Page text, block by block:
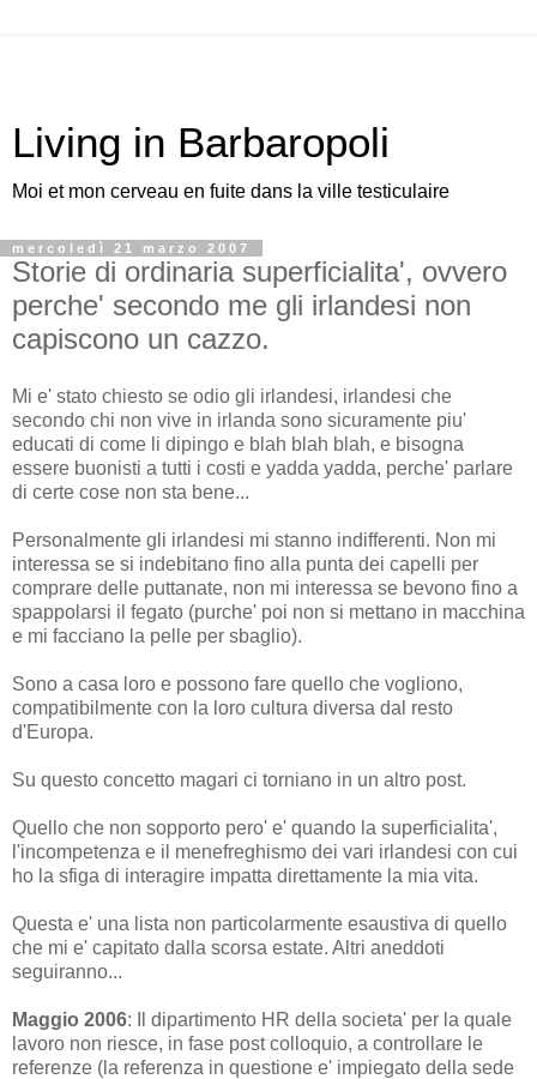
Living in Barbaropoli
Moi et mon cerveau en fuite dans la ville testiculaire
mercoledì 21 marzo 2007
Storie di ordinaria superficialita', ovvero
perche' secondo me gli irlandesi non
capiscono un cazzo.
Mi e' stato chiesto se odio gli irlandesi, irlandesi che
secondo chi non vive in irlanda sono sicuramente piu'
educati di come li dipingo e blah blah blah, e bisogna
essere buonisti a tutti i costi e yadda yadda, perche' parlare
di certe cose non sta bene...
Personalmente gli irlandesi mi stanno indifferenti. Non mi
interessa se si indebitano fino alla punta dei capelli per
comprare delle puttanate, non mi interessa se bevono fino a
spappolarsi il fegato (purche' poi non si mettano in macchina
e mi facciano la pelle per sbaglio).
Sono a casa loro e possono fare quello che vogliono,
compatibilmente con la loro cultura diversa dal resto
d'Europa.
Su questo concetto magari ci torniano in un altro post.
Quello che non sopporto pero' e' quando la superficialita',
l'incompetenza e il menefreghismo dei vari irlandesi con cui
ho la sfiga di interagire impatta direttamente la mia vita.
Questa e' una lista non particolarmente esaustiva di quello
che mi e' capitato dalla scorsa estate. Altri aneddoti
seguiranno...
Maggio 2006: Il dipartimento HR della societa' per la quale
lavoro non riesce, in fase post colloquio, a controllare le
referenze (la referenza in questione e' impiegato della sede